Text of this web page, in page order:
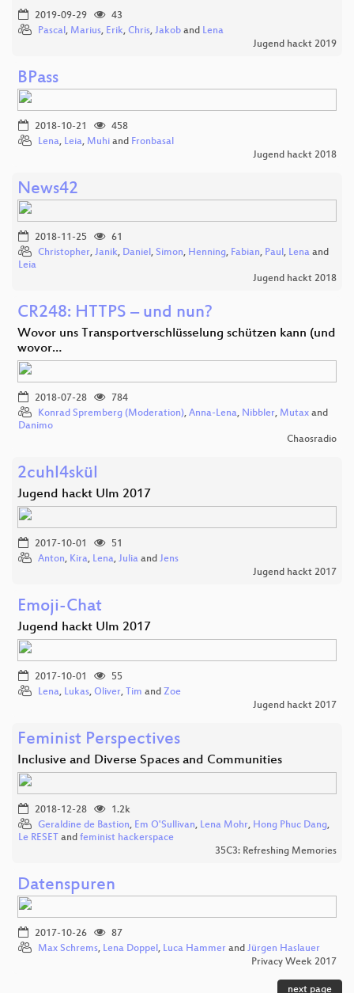
2019-09-29
43
Pascal, Marius, Erik, Chris, Jakob and Lena
Jugend hackt 2019
BPass
2018-10-21
458
Lena, Leia, Muhi and Fronbasal
Jugend hackt 2018
News42
2018-11-25
61
Christopher, Janik, Daniel, Simon, Henning, Fabian, Paul, Lena and
Leia
Jugend hackt 2018
CR248: HTTPS – und nun?
Wovor uns Transportverschlüsselung schützen kann (und
wovor…
2018-07-28
784
Konrad Spremberg (Moderation), Anna-Lena, Nibbler, Mutax and
Danimo
Chaosradio
2cuhl4skül
Jugend hackt Ulm 2017
2017-10-01
51
Anton, Kira, Lena, Julia and Jens
Jugend hackt 2017
Emoji-Chat
Jugend hackt Ulm 2017
2017-10-01
55
Lena, Lukas, Oliver, Tim and Zoe
Jugend hackt 2017
Feminist Perspectives
Inclusive and Diverse Spaces and Communities
2018-12-28
1.2k
Geraldine de Bastion, Em O'Sullivan, Lena Mohr, Hong Phuc Dang,
Le RESET and feminist hackerspace
35C3: Refreshing Memories
Datenspuren
2017-10-26
87
Max Schrems, Lena Doppel, Luca Hammer and Jürgen Haslauer
Privacy Week 2017
next page